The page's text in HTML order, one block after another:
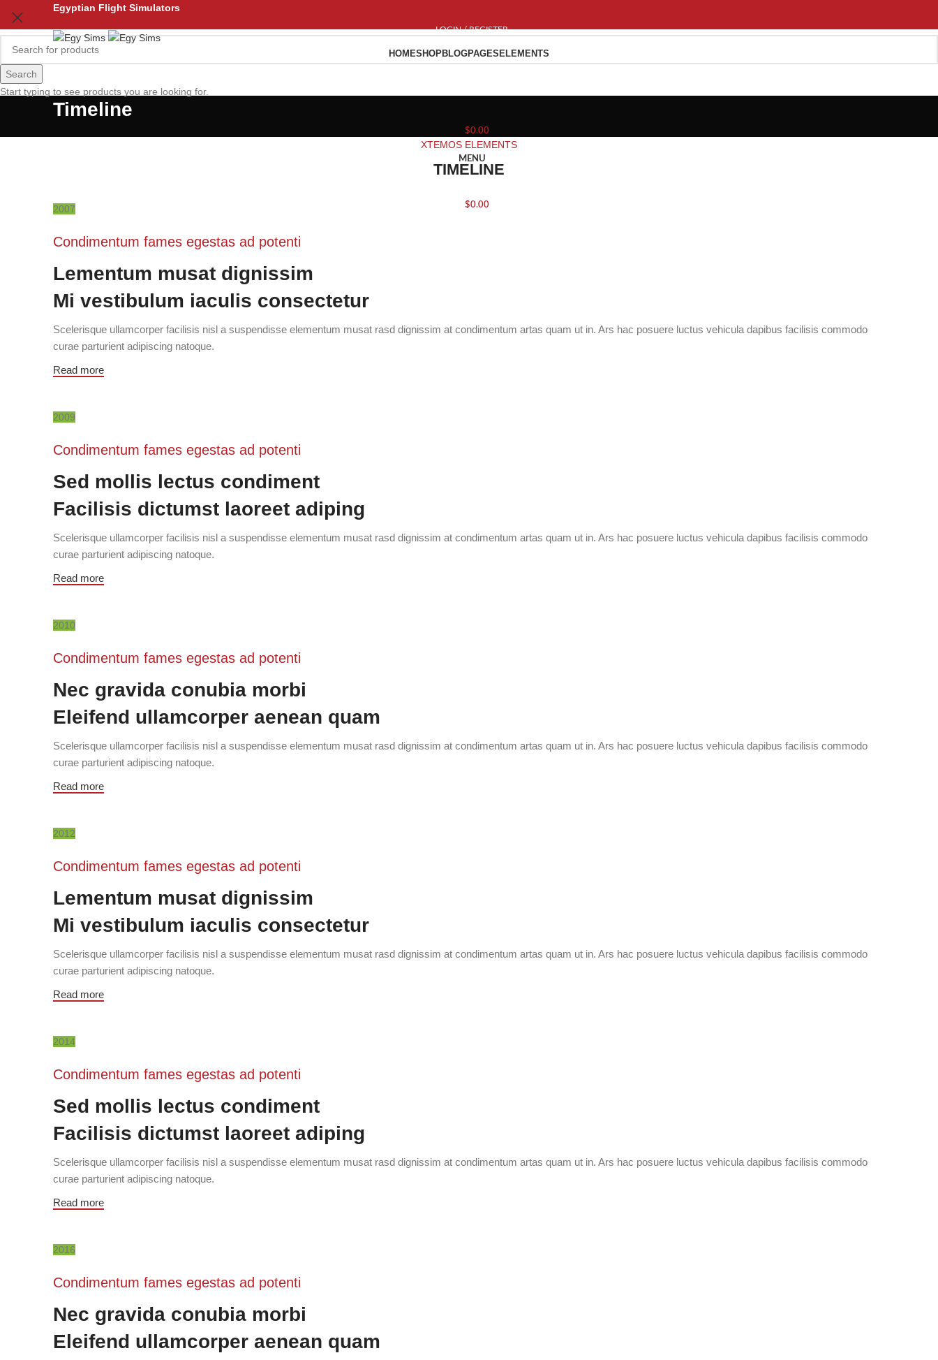
Egyptian Flight Simulators
LOGIN / REGISTER
HOMESHOPBLOGPAGES ELEMENTS
$0.00
MENU
$0.00
Timeline
XTEMOS ELEMENTS
TIMELINE
2007
Condimentum fames egestas ad potenti
Lementum musat dignissim
Mi vestibulum iaculis consectetur
Scelerisque ullamcorper facilisis nisl a suspendisse elementum musat rasd dignissim at condimentum artas quam ut in. Ars hac posuere luctus vehicula dapibus facilisis commodo
curae parturient adipiscing natoque.
Read more
2009
Condimentum fames egestas ad potenti
Sed mollis lectus condiment
Facilisis dictumst laoreet adiping
Scelerisque ullamcorper facilisis nisl a suspendisse elementum musat rasd dignissim at condimentum artas quam ut in. Ars hac posuere luctus vehicula dapibus facilisis commodo
curae parturient adipiscing natoque.
Read more
2010
Condimentum fames egestas ad potenti
Nec gravida conubia morbi
Eleifend ullamcorper aenean quam
Scelerisque ullamcorper facilisis nisl a suspendisse elementum musat rasd dignissim at condimentum artas quam ut in. Ars hac posuere luctus vehicula dapibus facilisis commodo
curae parturient adipiscing natoque.
Read more
2012
Condimentum fames egestas ad potenti
Lementum musat dignissim
Mi vestibulum iaculis consectetur
Scelerisque ullamcorper facilisis nisl a suspendisse elementum musat rasd dignissim at condimentum artas quam ut in. Ars hac posuere luctus vehicula dapibus facilisis commodo
curae parturient adipiscing natoque.
Read more
2014
Condimentum fames egestas ad potenti
Sed mollis lectus condiment
Facilisis dictumst laoreet adiping
Scelerisque ullamcorper facilisis nisl a suspendisse elementum musat rasd dignissim at condimentum artas quam ut in. Ars hac posuere luctus vehicula dapibus facilisis commodo
curae parturient adipiscing natoque.
Read more
2016
Condimentum fames egestas ad potenti
Nec gravida conubia morbi
Eleifend ullamcorper aenean quam
Search
Start typing to see products you are looking for.